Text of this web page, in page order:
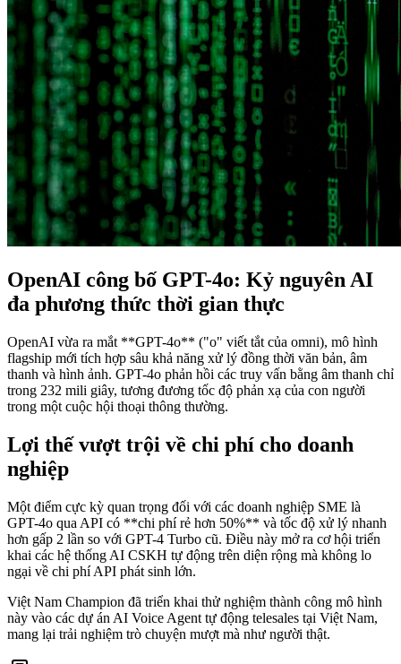
OpenAI công bố GPT-4o: Kỷ nguyên AI
đa phương thức thời gian thực
OpenAI vừa ra mắt **GPT-4o** ("o" viết tắt của omni), mô hình
flagship mới tích hợp sâu khả năng xử lý đồng thời văn bản, âm
thanh và hình ảnh. GPT-4o phản hồi các truy vấn bằng âm thanh chỉ
trong 232 mili giây, tương đương tốc độ phản xạ của con người
trong một cuộc hội thoại thông thường.
Lợi thế vượt trội về chi phí cho doanh
nghiệp
Một điểm cực kỳ quan trọng đối với các doanh nghiệp SME là
GPT-4o qua API có **chi phí rẻ hơn 50%** và tốc độ xử lý nhanh
hơn gấp 2 lần so với GPT-4 Turbo cũ. Điều này mở ra cơ hội triển
khai các hệ thống AI CSKH tự động trên diện rộng mà không lo
ngại về chi phí API phát sinh lớn.
Việt Nam Champion đã triển khai thử nghiệm thành công mô hình
này vào các dự án AI Voice Agent tự động telesales tại Việt Nam,
mang lại trải nghiệm trò chuyện mượt mà như người thật.